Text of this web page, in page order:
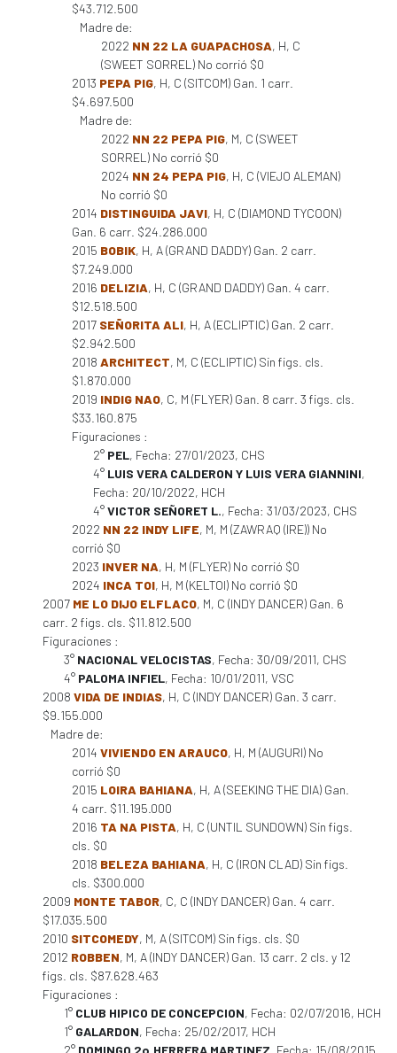
$43.712.500
Madre de:
2022 NN 22 LA GUAPACHOSA, H, C
(SWEET SORREL) No corrió $0
2013 PEPA PIG, H, C (SITCOM) Gan. 1 carr.
$4.697.500
Madre de:
2022 NN 22 PEPA PIG, M, C (SWEET
SORREL) No corrió $0
2024 NN 24 PEPA PIG, H, C (VIEJO ALEMAN)
No corrió $0
2014 DISTINGUIDA JAVI, H, C (DIAMOND TYCOON)
Gan. 6 carr. $24.286.000
2015 BOBIK, H, A (GRAND DADDY) Gan. 2 carr.
$7.249.000
2016 DELIZIA, H, C (GRAND DADDY) Gan. 4 carr.
$12.518.500
2017 SEÑORITA ALI, H, A (ECLIPTIC) Gan. 2 carr.
$2.942.500
2018 ARCHITECT, M, C (ECLIPTIC) Sin figs. cls.
$1.870.000
2019 INDIG NAO, C, M (FLYER) Gan. 8 carr. 3 figs. cls.
$33.160.875
Figuraciones :
2° PEL, Fecha: 27/01/2023, CHS
4° LUIS VERA CALDERON Y LUIS VERA GIANNINI,
Fecha: 20/10/2022, HCH
4°VICTOR SEÑORET L., Fecha: 31/03/2023, CHS
2022 NN 22 INDY LIFE, M, M (ZAWRAQ (IRE)) No
corrió $0
2023 INVER NA, H, M (FLYER) No corrió $0
2024 INCA TOI, H, M (KELTOI) No corrió $0
2007 ME LO DIJO ELFLACO, M, C (INDY DANCER) Gan. 6
carr. 2 figs. cls. $11.812.500
Figuraciones :
3° NACIONAL VELOCISTAS, Fecha: 30/09/2011, CHS
4° PALOMA INFIEL, Fecha: 10/01/2011, VSC
2008 VIDA DE INDIAS, H, C (INDY DANCER) Gan. 3 carr.
$9.155.000
Madre de:
2014 VIVIENDO EN ARAUCO, H, M (AUGURI) No
corrió $0
2015 LOIRA BAHIANA, H, A (SEEKING THE DIA) Gan.
4 carr. $11.195.000
2016 TA NA PISTA, H, C (UNTIL SUNDOWN) Sin figs.
cls. $0
2018 BELEZA BAHIANA, H, C (IRON CLAD) Sin figs.
cls. $300.000
2009 MONTE TABOR, C, C (INDY DANCER) Gan. 4 carr.
$17.035.500
2010 SITCOMEDY, M, A (SITCOM) Sin figs. cls. $0
2012 ROBBEN, M, A (INDY DANCER) Gan. 13 carr. 2 cls. y 12
figs. cls. $87.628.463
Figuraciones :
1° CLUB HIPICO DE CONCEPCION, Fecha: 02/07/2016, HCH
1° GALARDON, Fecha: 25/02/2017, HCH
2° DOMINGO 2o.HERRERA MARTINEZ , Fecha: 15/08/2015,